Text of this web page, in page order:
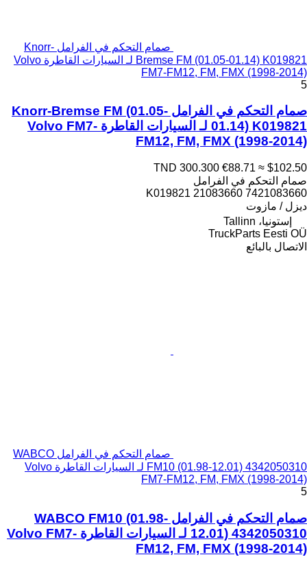
صمام التحكم في الفرامل Knorr-
Bremse FM (01.05-01.14) K019821 لـ السيارات القاطرة Volvo
FM7-FM12, FM, FMX (1998-2014)
5
صمام التحكم في الفرامل Knorr-Bremse FM (01.05-
01.14) K019821 لـ السيارات القاطرة Volvo FM7-
FM12, FM, FMX (1998-2014)
TND 300.300 €88.71 ≈ $102.50
صمام التحكم في الفرامل
K019821 21083660 7421083660
ديزل / مازوت
إستونيا، Tallinn
TruckParts Eesti OÜ
الاتصال بالبائع
صمام التحكم في الفرامل WABCO
FM10 (01.98-12.01) 4342050310 لـ السيارات القاطرة Volvo
FM7-FM12, FM, FMX (1998-2014)
5
صمام التحكم في الفرامل WABCO FM10 (01.98-
12.01) 4342050310 لـ السيارات القاطرة Volvo FM7-
FM12, FM, FMX (1998-2014)